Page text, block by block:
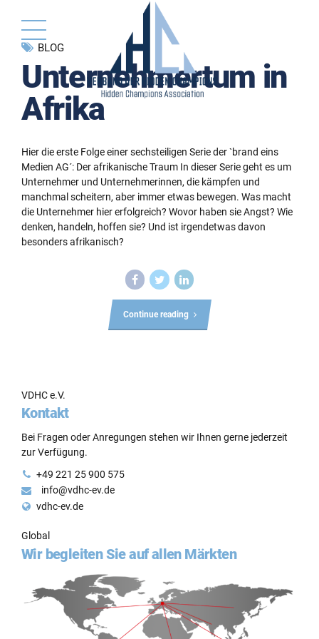
BLOG
Unternehmertum in
Afrika
Hier die erste Folge einer sechsteiligen Serie der `brand eins
Medien AG´: Der afrikanische Traum In dieser Serie geht es um
Unternehmer und Unternehmerinnen, die kämpfen und
manchmal scheitern, aber immer etwas bewegen. Was macht
die Unternehmer hier erfolgreich? Wovor haben sie Angst? Wie
denken, handeln, hoffen sie? Und ist irgendetwas davon
besonders afrikanisch?
Continue reading
VDHC e.V.
Kontakt
Bei Fragen oder Anregungen stehen wir Ihnen gerne jederzeit
zur Verfügung.
+49 221 25 900 575
info@vdhc-ev.de
vdhc-ev.de
Global
Wir begleiten Sie auf allen Märkten